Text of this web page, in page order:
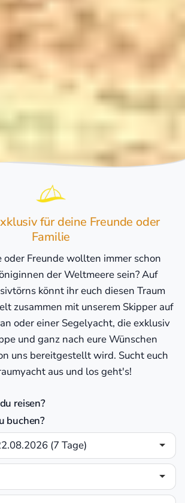
für deine Freunde oder
Familie
oder Freunde wollten immer schon
der Weltmeere sein? Auf
könnt ihr euch diesen Traum
zusammen mit unserem Skipper auf
oder einer Segelyacht, die exklusiv
und ganz nach eure Wünschen
uns bereitgestellt wird. Sucht euch
aus und los geht's!
reisen?
buchen?
(7 Tage)